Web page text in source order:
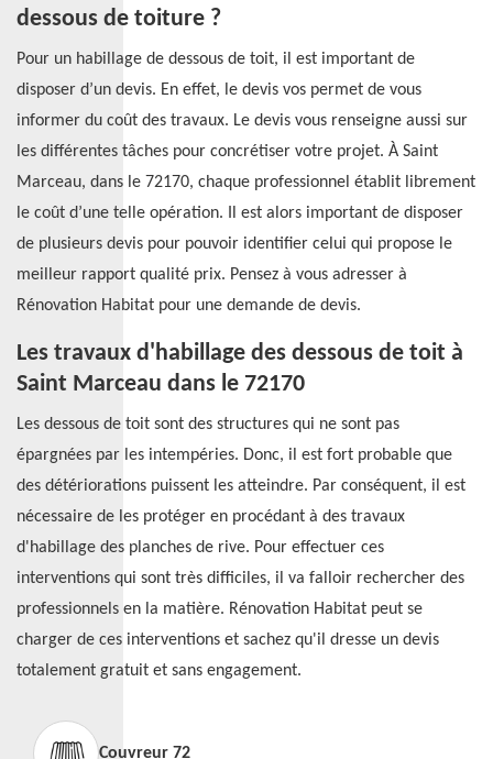
dessous de toiture ?
Pour un habillage de dessous de toit, il est important de
disposer d’un devis. En effet, le devis vos permet de vous
informer du coût des travaux. Le devis vous renseigne aussi sur
les différentes tâches pour concrétiser votre projet. À Saint
Marceau, dans le 72170, chaque professionnel établit librement
le coût d’une telle opération. Il est alors important de disposer
de plusieurs devis pour pouvoir identifier celui qui propose le
meilleur rapport qualité prix. Pensez à vous adresser à
Rénovation Habitat pour une demande de devis.
Les travaux d'habillage des dessous de toit à
Saint Marceau dans le 72170
Les dessous de toit sont des structures qui ne sont pas
épargnées par les intempéries. Donc, il est fort probable que
des détériorations puissent les atteindre. Par conséquent, il est
nécessaire de les protéger en procédant à des travaux
d'habillage des planches de rive. Pour effectuer ces
interventions qui sont très difficiles, il va falloir rechercher des
professionnels en la matière. Rénovation Habitat peut se
charger de ces interventions et sachez qu'il dresse un devis
totalement gratuit et sans engagement.
Couvreur 72